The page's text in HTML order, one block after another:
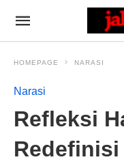
HOMEPAGE NARASI
Narasi
Refleksi